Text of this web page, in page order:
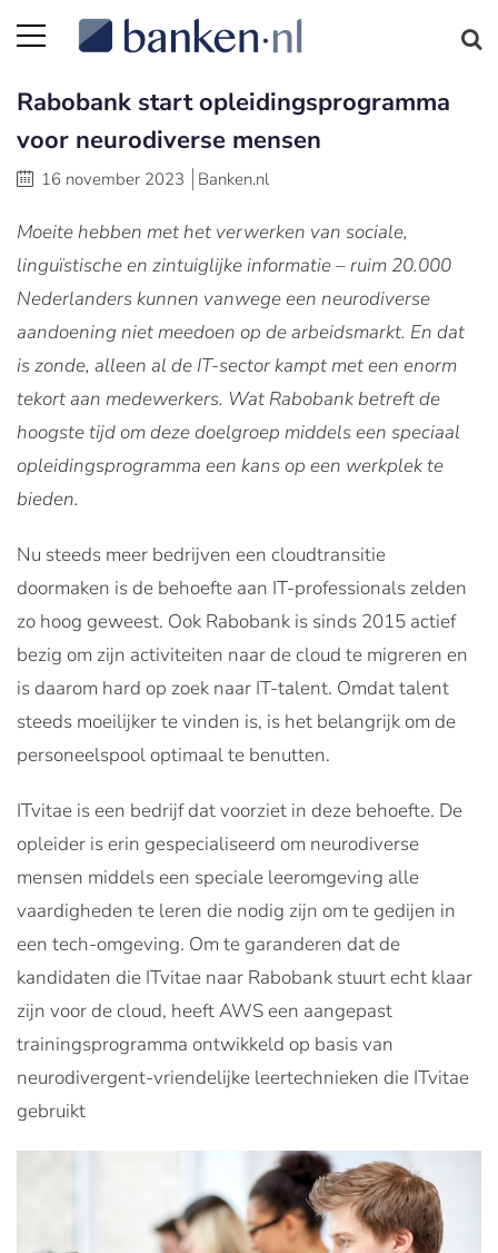
Rabobank start opleidingsprogramma
voor neurodiverse mensen
16 november 2023 Banken.nl
Moeite hebben met het verwerken van sociale,
linguïstische en zintuiglijke informatie – ruim 20.000
Nederlanders kunnen vanwege een neurodiverse
aandoening niet meedoen op de arbeidsmarkt. En dat
is zonde, alleen al de IT-sector kampt met een enorm
tekort aan medewerkers. Wat Rabobank betreft de
hoogste tijd om deze doelgroep middels een speciaal
opleidingsprogramma een kans op een werkplek te
bieden.
Nu steeds meer bedrijven een cloudtransitie
doormaken is de behoefte aan IT-professionals zelden
zo hoog geweest. Ook Rabobank is sinds 2015 actief
bezig om zijn activiteiten naar de cloud te migreren en
is daarom hard op zoek naar IT-talent. Omdat talent
steeds moeilijker te vinden is, is het belangrijk om de
personeelspool optimaal te benutten.
ITvitae is een bedrijf dat voorziet in deze behoefte. De
opleider is erin gespecialiseerd om neurodiverse
mensen middels een speciale leeromgeving alle
vaardigheden te leren die nodig zijn om te gedijen in
een tech-omgeving. Om te garanderen dat de
kandidaten die ITvitae naar Rabobank stuurt echt klaar
zijn voor de cloud, heeft AWS een aangepast
trainingsprogramma ontwikkeld op basis van
neurodivergent-vriendelijke leertechnieken die ITvitae
gebruikt